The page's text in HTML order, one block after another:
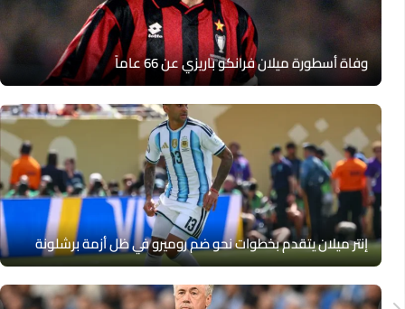
وفاة أسطورة ميلان فرانكو باريزي عن 66 عاماً
إنتر ميلان يتقدم بخطوات نحو ضم روميرو في ظل أزمة برشلونة